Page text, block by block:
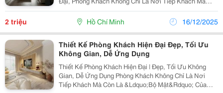
Còn Là &Ldquo;Bộ Mặt&Rdquo; Của Cả Ngôi Nhà . Một
Không Gian Phòng Khách Được Thiết Kế Đúng Phong...
2 triệu Hồ Chí Minh 16/12/2025
Thiết Kế Phòng Khách Hiện Đại Đẹp, Tối Ưu
Không Gian, Dễ Ứng Dụng
Thiết Kế Phòng Khách Hiện Đại | Đẹp, Tối Ưu Không
Gian, Dễ Ứng Dụng Phòng Khách Không Chỉ Là Nơi
Tiếp Khách Mà Còn Là &Ldquo;Bộ Mặt&Rdquo; Của